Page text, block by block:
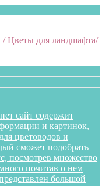
Цветы для ландшафта/
сайт содержит
и картинок,
цветоводов и
сможет подобрать
посмотрев множество
почитав о нем
большой